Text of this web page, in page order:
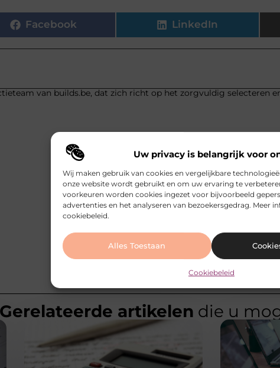
Uw privacy is belangrijk voor
Wij maken gebruik van cookies en vergelijkbare
onze website wordt gebruikt en om uw ervaring te
voorkeuren worden cookies ingezet voor bijvoorbeeld
advertenties en het analyseren van bezoekersgedrag. Meer
cookiebeleid.
Alles Toestaan
Cookiebeleid
Facebook LinkedIn
van builds.be, dat zich richt op het zorgvuldig selecteren
Gerelateerde artikelen die u